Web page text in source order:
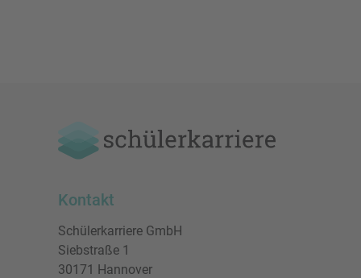
Kontakt
Schülerkarriere GmbH
Siebstraße 1
30171 Hannover